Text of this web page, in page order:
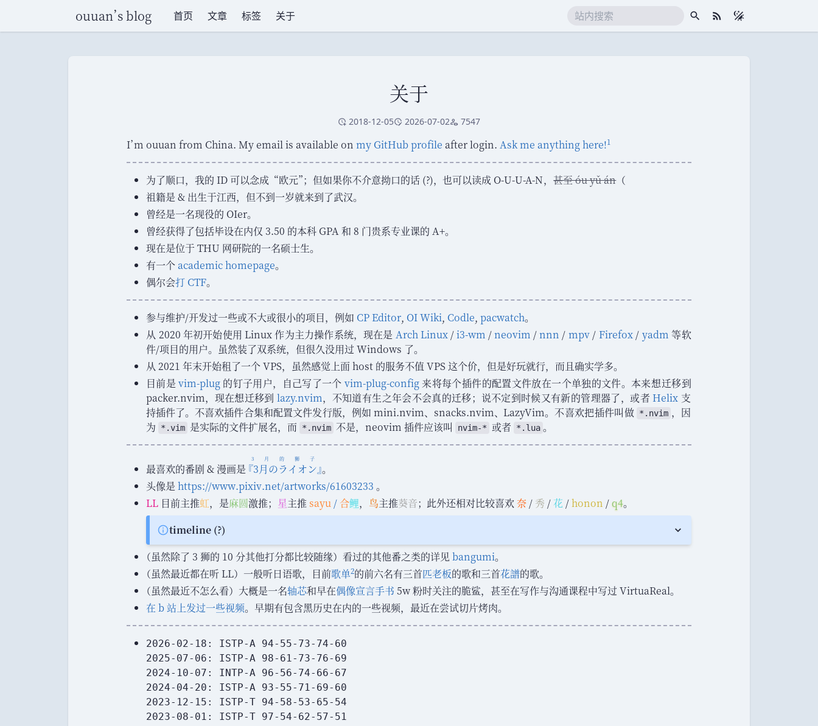
ouuan’s blog 首页 文章 标签 关于 搜索 RSS 订阅
关于
创建于2018-12-05修改于
2026-07-02访问量
7547
I’m ouuan from China. My email is available on my GitHub profile after login. Ask me anything here!1
为了顺口， 我的 ID 可以念成 “欧元”； 但如果你不介意拗口的话 (?)， 也可以读成 O-U-U-A-N， 甚至 óu yǔ án （
祖籍是 & 出生于江西， 但不到一岁就来到了武汉。
曾经是一名现役的 OIer。
曾经获得了包括毕设在内仅 3.50 的本科 GPA 和 8 门贵系专业课的 A+。
现在是位于 THU 网研院的一名硕士生。
有一个 academic homepage。
偶尔会打 CTF。
参与维护/开发过一些或不大或很小的项目， 例如 CP Editor, OI Wiki, Codle, pacwatch。
从 2020 年初开始使用 Linux 作为主力操作系统， 现在是 Arch Linux/i3-wm /neovim /nnn / mpv/ Firefox/ yadm 等软
件/项目的用户。 虽然装了双系统， 但很久没用过 Windows 了。
从 2021 年末开始租了一个 VPS， 虽然感觉上面 host 的服务不值 VPS 这个价， 但是好玩就行， 而且确实学多。
目前是 vim-plug 的钉子用户， 自己写了一个 vim-plug-config来将每个插件的配置文件放在一个单独的文件。 本来想迁移到
packer.nvim， 现在想迁移到 lazy.nvim， 不知道有生之年会不会真的迁移； 说不定到时候又有新的管理器了， 或者 Helix 支
持插件了。 不喜欢插件合集和配置文件发行版， 例如 mini.nvim、 snacks.nvim、 LazyVim。 不喜欢把插件叫做 *.nvim ， 因
为
*.vim 是实际的文件扩展名， 而 *.nvim 不是， neovim 插件应该叫 nvim-* 或者 *.lua 。
最喜欢的番剧 & 漫画是 『3月のライオン』
3月的狮子
。
头像是 https://www.pixiv.net/artworks/61603233 。
LL 目前主推虹， 是麻圆激推； 星主推 sayu/合鲤， 鸟主推葵音； 此外还相对比较喜欢奈 / 秀 /花 /honon /q4。
Info:timeline (?)
（虽然除了 3 狮的 10 分其他打分都比较随缘） 看过的其他番之类的详见 bangumi。
（虽然最近都在听 LL） 一般听日语歌， 目前歌单2的前六名有三首匹老板的歌和三首花譜的歌。
（虽然最近不怎么看） 大概是一名轴芯和早在偶像宣言手书 5w 粉时关注的脆鲨， 甚至在写作与沟通课程中写过 VirtuaReal。
在 b 站上发过一些视频。 早期有包含黑历史在内的一些视频， 最近在尝试切片烤肉。
2026-02-18: ISTP-A 94-55-73-74-60
2025-07-06: ISTP-A 98-61-73-76-69
2024-10-07: INTP-A 96-56-74-66-67
2024-04-20: ISTP-A 93-55-71-69-60
2023-12-15: ISTP-T 94-58-53-65-54
2023-08-01: ISTP-T 97-54-62-57-51